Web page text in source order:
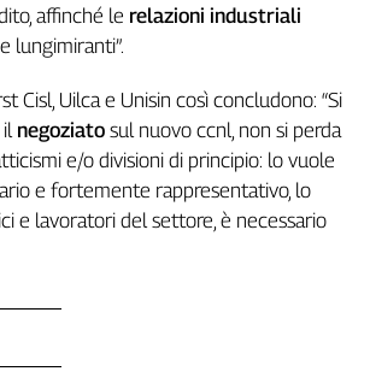
affinché le relazioni industriali
lungimiranti”.
Cisl, Uilca e Unisin così concludono: “Si
il negoziato sul nuovo ccnl, non si perda
e/o divisioni di principio: lo vuole
e fortemente rappresentativo, lo
e lavoratori del settore, è necessario